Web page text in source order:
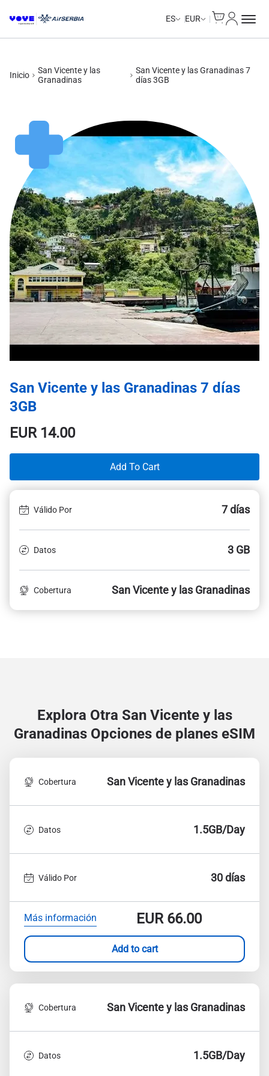
ES EUR
Inicio
San Vicente y las
Granadinas
San Vicente y las Granadinas 7
días 3GB
San Vicente y las Granadinas 7 días
3GB
EUR14.00
Add To Cart
Válido Por 7 días
Datos 3 GB
Cobertura San Vicente y las Granadinas
Explora Otra San Vicente y las
Granadinas Opciones de planes eSIM
Cobertura San Vicente y las Granadinas
Datos 1.5GB/Day
Válido Por 30 días
Más información EUR66.00
Add to cart
Cobertura San Vicente y las Granadinas
Datos 1.5GB/Day